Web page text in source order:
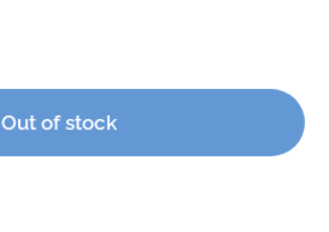
Out of stock